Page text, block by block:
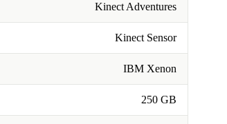
Kinect Adventures
Kinect Sensor
IBM Xenon
250 GB